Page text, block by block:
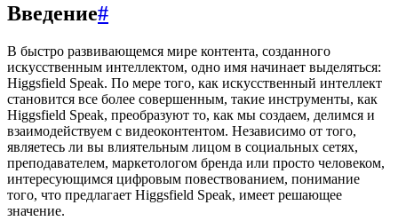
Введение#
В быстро развивающемся мире контента, созданного
искусственным интеллектом, одно имя начинает выделяться:
Higgsfield Speak. По мере того, как искусственный интеллект
становится все более совершенным, такие инструменты, как
Higgsfield Speak, преобразуют то, как мы создаем, делимся и
взаимодействуем с видеоконтентом. Независимо от того,
являетесь ли вы влиятельным лицом в социальных сетях,
преподавателем, маркетологом бренда или просто человеком,
интересующимся цифровым повествованием, понимание
того, что предлагает Higgsfield Speak, имеет решающее
значение.